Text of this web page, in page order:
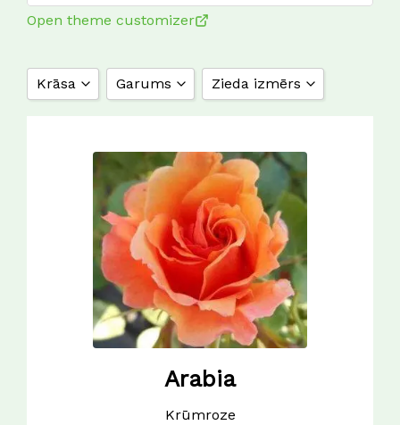
Open theme customizer
Krāsa
sarkana
Garums
1,1 m
1,2 m
1,2-1,5 m
1,3 m
1,4 m
1,5 m
1,8 m
Zieda izmērs
12 cm
13 cm
6 cm
7 cm
8 cm
9 cm
Arabia
Krūmroze